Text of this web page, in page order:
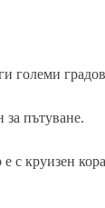
големи
пътуване.
с круизен